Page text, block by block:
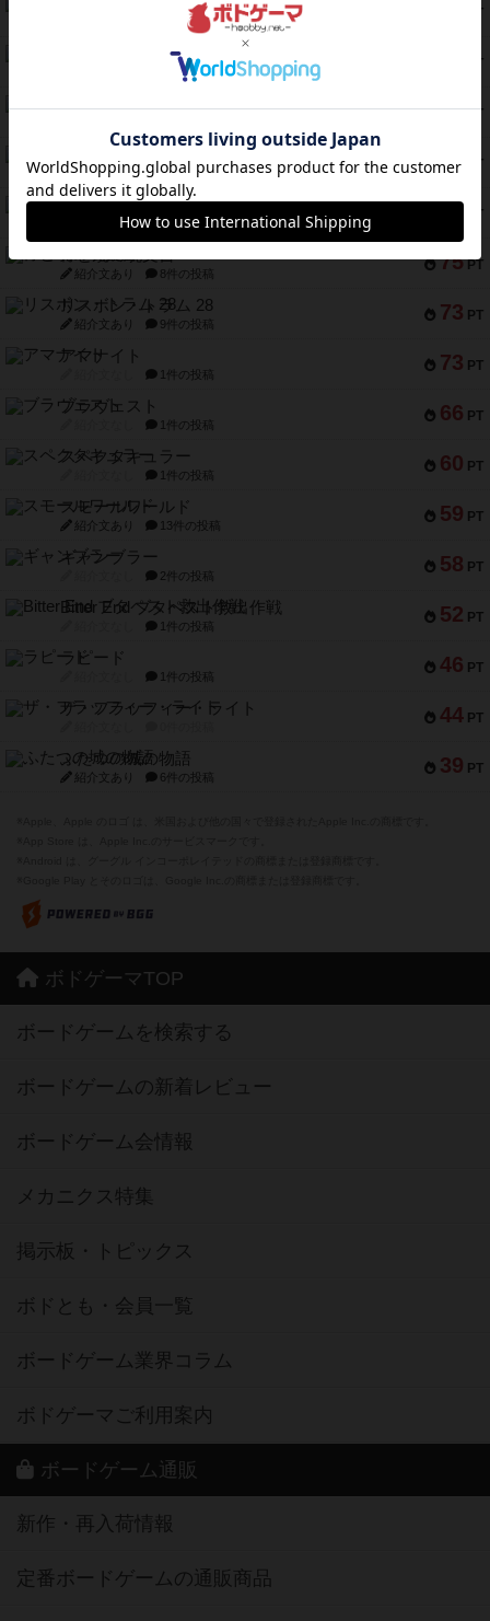
PT
1件の投稿
PT
ファースト・イン・フライト
3件の投稿
94 PT
79 PT
紹介文なし 2件の投稿
78 PT
インドネシア
紹介文あり 2件の投稿
75 PT
紹介文あり 8件の投稿
73 PT
リスボン・トラム 28
紹介文あり 9件の投稿
73 PT
アマナイト
1件の投稿
66 PT
ブラヴェスト
1件の投稿
60 PT
スペクタキュラー
1件の投稿
59 PT
スモールワールド
紹介文あり 13件の投稿
58 PT
ギャンブラー
2件の投稿
52 PT
Bitter End ブタペスト救出作戦
1件の投稿
46 PT
ラピード
1件の投稿
44 PT
ザ・フラッフィー・ライト
39 PT
ふたつの城の物語
紹介文あり 6件の投稿
ボドゲーマTOP
ボードゲームを検索する
ボードゲームの新着レビュー
ボードゲーム会情報
メカニクス特集
掲示板・トピックス
ボドとも・会員一覧
ボードゲーム業界コラム
ボドゲーマご利用案内
ボードゲーム通販
新作・再入荷情報
定番ボードゲームの通販商品